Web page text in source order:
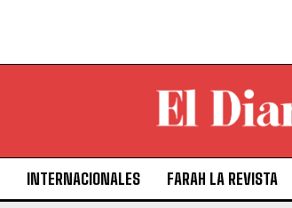
INTERNACIONALES FARAH LA REVISTA